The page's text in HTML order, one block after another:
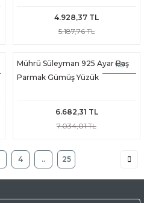
4.928,37 TL
5.187,76 TL
%5
Mührü Süleyman 925 Ayar Baş
Parmak Gümüş Yüzük
6.682,31 TL
7.034,01 TL
4 .. 25